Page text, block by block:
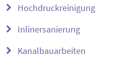
Hochdruckreinigung
Inlinersanierung
Kanalbauarbeiten